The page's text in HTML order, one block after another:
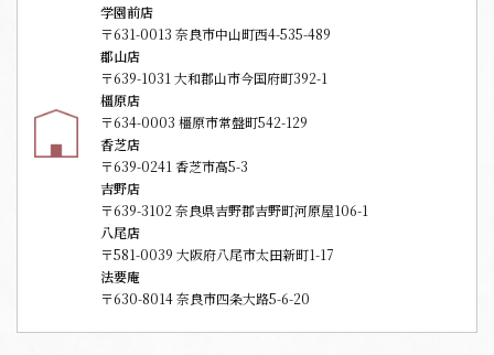
学園前店
〒631-0013 奈良市中山町西4-535-489
郡山店
〒639-1031 大和郡山市今国府町392-1
橿原店
〒634-0003 橿原市常盤町542-129
香芝店
〒639-0241 香芝市高5-3
吉野店
〒639-3102 奈良県吉野郡吉野町河原屋106-1
八尾店
〒581-0039 大阪府八尾市太田新町1-17
法要庵
〒630-8014 奈良市四条大路5-6-20